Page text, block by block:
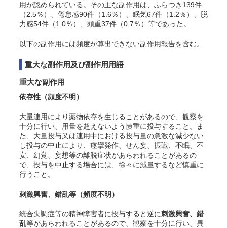
用が認められている。その主な副作用は、ふらつき139件
（2.5％）、倦怠感90件（1.6％）、眠気67件（1.2％）、脱
力感54件（1.0％）、頭重37件（0.7％）等であった。
以下の副作用には頻度が算出できない副作用報告を含む。
重大な副作用及び副作用用語
重大な副作用
依存性 （頻度不明）
大量連用により薬物依存を生じることがあるので、観察を
十分に行い、用量を超えないよう慎重に投与すること。ま
た、大量投与又は連用中における投与量の急激な減少ない
し投与の中止により、痙攣発作、せん妄、振戦、不眠、不
安、幻覚、妄想等の離脱症状があらわれることがあるの
で、投与を中止する場合には、徐々に減量するなど慎重に
行うこと。
刺激興奮、錯乱等 （頻度不明）
統合失調症等の精神障害者に投与すると逆に刺激興奮、錯
乱等があらわれることがあるので、観察を十分に行い、異